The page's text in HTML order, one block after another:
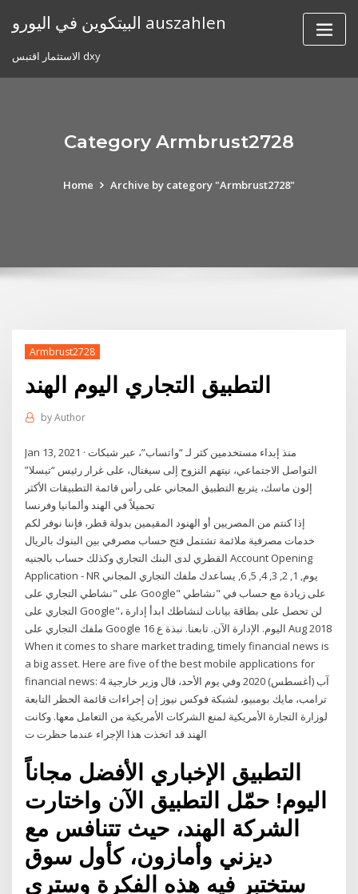
البيتكوين في اليورو auszahlen
الاستثمار اقتبس dxy
Category Armbrust2728
Home Archive by category "Armbrust2728"
Armbrust2728
التطبيق التجاري اليوم الهند
byAuthor
Jan 13, 2021 · منذ إبداء مستخدمين كثر لـ “واتساب”، عبر شبكات
التواصل الاجتماعي، نيتهم النزوح إلى سيغنال، على غرار رئيس “تيسلا”
إلون ماسك، يتربع التطبيق المجاني على رأس قائمة التطبيقات الأكثر
تحميلاً في الهند وألمانيا وفرنسا
إذا كنتم من المصريين أو الهنود المقيمين بدولة قطر، فإننا نوفر لكم
خدمات مصرفية ملائمة تشتمل فتح حساب مصرفي بين البنوك بالريال
القطري لدى البنك التجاري وكذلك حساب بالجنيه Account Opening
Application - NR يوم, 1, 2, 3, 4, 5, 6, يساعدك ملفك التجاري المجاني
على "نشاطي التجاري على Google" على زيادة مع حساب في "نشاطي
التجاري على Google"، لن تحصل على بطاقة بيانات لنشاطك ابدأ إدارة
ملفك التجاري على Google اليوم. الإدارة الآن. تابعنا. نبذة ع 16 Aug 2018
When it comes to share market trading, timely financial news is
a big asset. Here are five of the best mobile applications for
financial news: 4 آب (أغسطس) 2020 وفي يوم الأحد، قال وزير خارجية
ترامب، مايك بومبيو، لشبكة فوكس نيوز إن إجراءات قائمة الحظر التابعة
لوزارة التجارة الأمريكية لمنع الشركات الأمريكية من التعامل معها. وكانت
الهند قد اتخذت هذا الإجراء عندما حظرت ت
التطبيق الإخباري الأفضل مجاناً
اليوم! حمّل التطبيق الآن واختارت
الشركة الهند، حيث تتنافس مع
ديزني وأمازون، كأول سوق
ستختبر فيه هذه الفكرة وسترى